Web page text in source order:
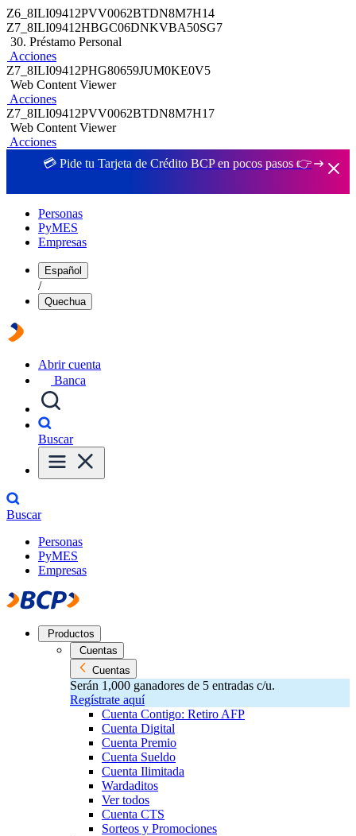
Z6_8ILI09412PVV0062BTDN8M7H14
Z7_8ILI09412HBGC06DNKVBA50SG7
30. Préstamo Personal
Acciones
Z7_8ILI09412PHG80659JUM0KE0V5
Web Content Viewer
Acciones
Z7_8ILI09412PVV0062BTDN8M7H17
Web Content Viewer
Acciones
💳 Pide tu Tarjeta de Crédito BCP en pocos pasos 👉
Personas
PyMES
Empresas
Español
/
Quechua
Abrir cuenta
Banca
Buscar
Buscar
Personas
PyMES
Empresas
Productos
Cuentas
Cuentas
Serán 1,000 ganadores de 5 entradas c/u.
Regístrate aquí
Cuenta Contigo: Retiro AFP
Cuenta Digital
Cuenta Premio
Cuenta Sueldo
Cuenta Ilimitada
Wardaditos
Ver todos
Cuenta CTS
Sorteos y Promociones